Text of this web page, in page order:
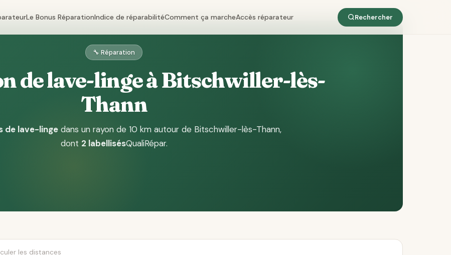
Le Bonus RéparationIndice de réparabilitéComment ça marcheAccès réparateur Rechercher
🔧 Réparation
de lave-linge à Bitschwiller-lès-
Thann
de lave-linge dans un rayon de 10 km autour de Bitschwiller-lès-Thann,
dont 2 labellisésQualiRépar.